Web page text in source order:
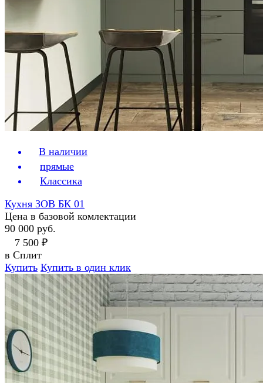
В наличии
прямые
Классика
Кухня ЗОВ БК 01
Цена в базовой комлектации
90 000 руб.
7 500 ₽
в Сплит
Купить Купить в один клик